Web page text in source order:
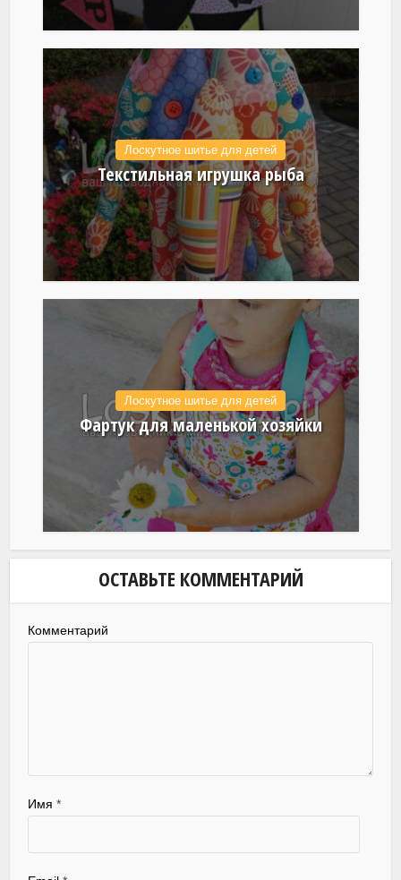
Лоскутное шитье для детей
Текстильная игрушка рыба
Лоскутное шитье для детей
Фартук для маленькой хозяйки
ОСТАВЬТЕ КОММЕНТАРИЙ
Комментарий
Имя *